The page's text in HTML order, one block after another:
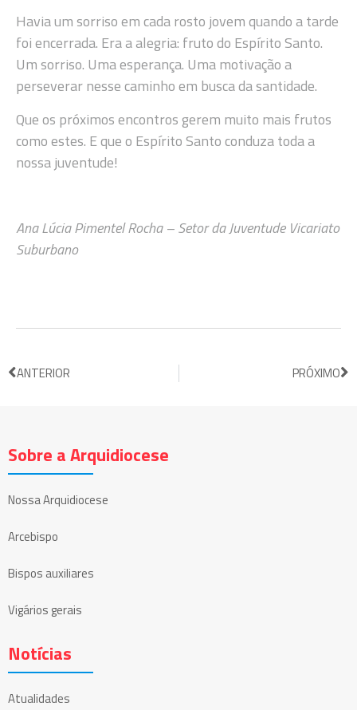
Havia um sorriso em cada rosto jovem quando a tarde
foi encerrada. Era a alegria: fruto do Espírito Santo.
Um sorriso. Uma esperança. Uma motivação a
perseverar nesse caminho em busca da santidade.
Que os próximos encontros gerem muito mais frutos
como estes. E que o Espírito Santo conduza toda a
nossa juventude!
Ana Lúcia Pimentel Rocha –Setor da Juventude Vicariato
Suburbano
ANTERIOR PRÓXIMO
Sobre a Arquidiocese
Nossa Arquidiocese
Arcebispo
Bispos auxiliares
Vigários gerais
Notícias
Atualidades